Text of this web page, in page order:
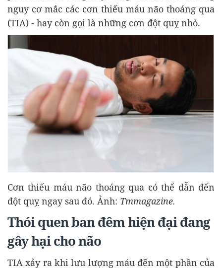
nguy cơ mắc các cơn thiếu máu não thoáng qua
(TIA) - hay còn gọi là những cơn đột quỵ nhỏ.
Cơn thiếu máu não thoáng qua có thể dẫn đến
đột quỵ ngay sau đó. Ảnh: Tmmagazine.
Thói quen ban đêm hiện đại đang
gây hại cho não
TIA xảy ra khi lưu lượng máu đến một phần của